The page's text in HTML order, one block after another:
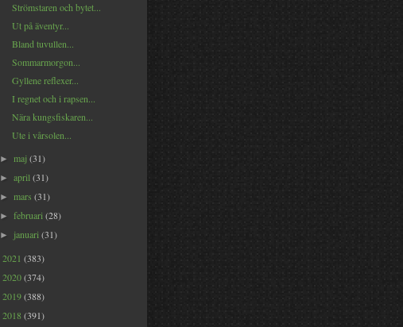
Strömstaren och bytet...
Ut på äventyr...
Bland tuvullen...
Sommarmorgon...
Gyllene reflexer...
I regnet och i rapsen...
Nära kungsfiskaren...
Ute i vårsolen...
►maj(31)
►april(31)
►mars(31)
►februari(28)
► januari(31)
2021 (383)
2020(374)
2019(388)
2018 (391)